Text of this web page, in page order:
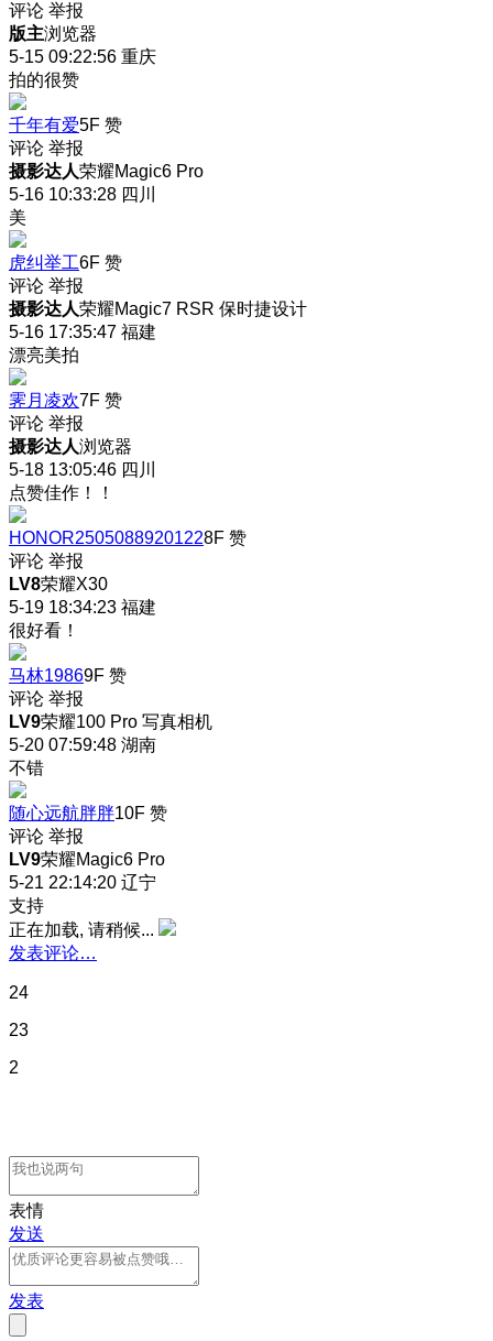
评论 举报
版主浏览器
5-15 09:22:56 重庆
拍的很赞
千年有爱5F 赞
评论 举报
摄影达人荣耀Magic6 Pro
5-16 10:33:28 四川
美
虎纠举工6F 赞
评论 举报
摄影达人荣耀Magic7 RSR 保时捷设计
5-16 17:35:47 福建
漂亮美拍
霁月凌欢7F 赞
评论 举报
摄影达人浏览器
5-18 13:05:46 四川
点赞佳作！！
HONOR25050889201228F 赞
评论 举报
LV8荣耀X30
5-19 18:34:23 福建
很好看！
马林19869F 赞
评论 举报
LV9荣耀100 Pro 写真相机
5-20 07:59:48 湖南
不错
随心远航胖胖10F 赞
评论 举报
LV9荣耀Magic6 Pro
5-21 22:14:20 辽宁
支持
正在加载, 请稍候...
发表评论…
24
23
2
表情
发送
发表